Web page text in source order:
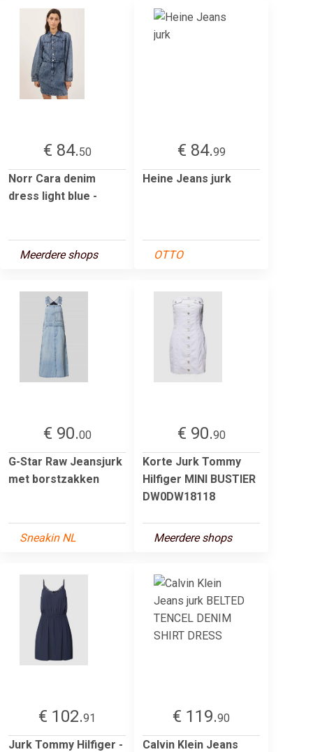
€ 84.50
Norr Cara denim
dress light blue -
Meerdere shops
€ 84.99
Heine Jeans jurk
OTTO
€ 90.00
G-Star Raw Jeansjurk
met borstzakken
Sneakin NL
€ 90.90
Korte Jurk Tommy
Hilfiger MINI BUSTIER
DW0DW18118
Meerdere shops
€ 102.91
Jurk Tommy Hilfiger -
€ 119.90
Calvin Klein Jeans